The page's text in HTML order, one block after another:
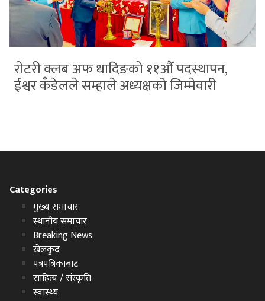
रोटरी क्लब अफ धादिङको ११औँ पदस्थापन,
ईश्वर कँडेलले सम्हाले अध्यक्षको जिम्मेवारी
Categories
मुख्य समाचार
स्थानीय समाचार
Breaking News
खेलकुद
पत्रपत्रिकाबाट
साहित्य / संस्कृति
स्वास्थ्य